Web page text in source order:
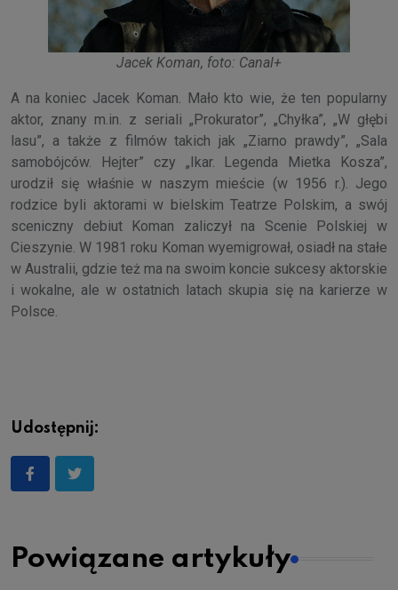
Jacek Koman, foto: Canal+
A na koniec Jacek Koman. Mało kto wie, że ten popularny
aktor, znany m.in. z seriali „Prokurator”, „Chyłka”, „W głębi
lasu”, a także z filmów takich jak „Ziarno prawdy”, „Sala
samobójców. Hejter” czy „Ikar. Legenda Mietka Kosza”,
urodził się właśnie w naszym mieście (w 1956 r.). Jego
rodzice byli aktorami w bielskim Teatrze Polskim, a swój
sceniczny debiut Koman zaliczył na Scenie Polskiej w
Cieszynie. W 1981 roku Koman wyemigrował, osiadł na stałe
w Australii, gdzie też ma na swoim koncie sukcesy aktorskie
i wokalne, ale w ostatnich latach skupia się na karierze w
Polsce.
Udostępnij:
Powiązane artykuły